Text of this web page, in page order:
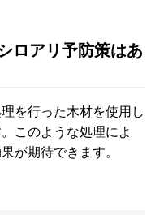
ロアリ予防策はあ
を行った木材を使用し
このような処理によ
が期待できます。